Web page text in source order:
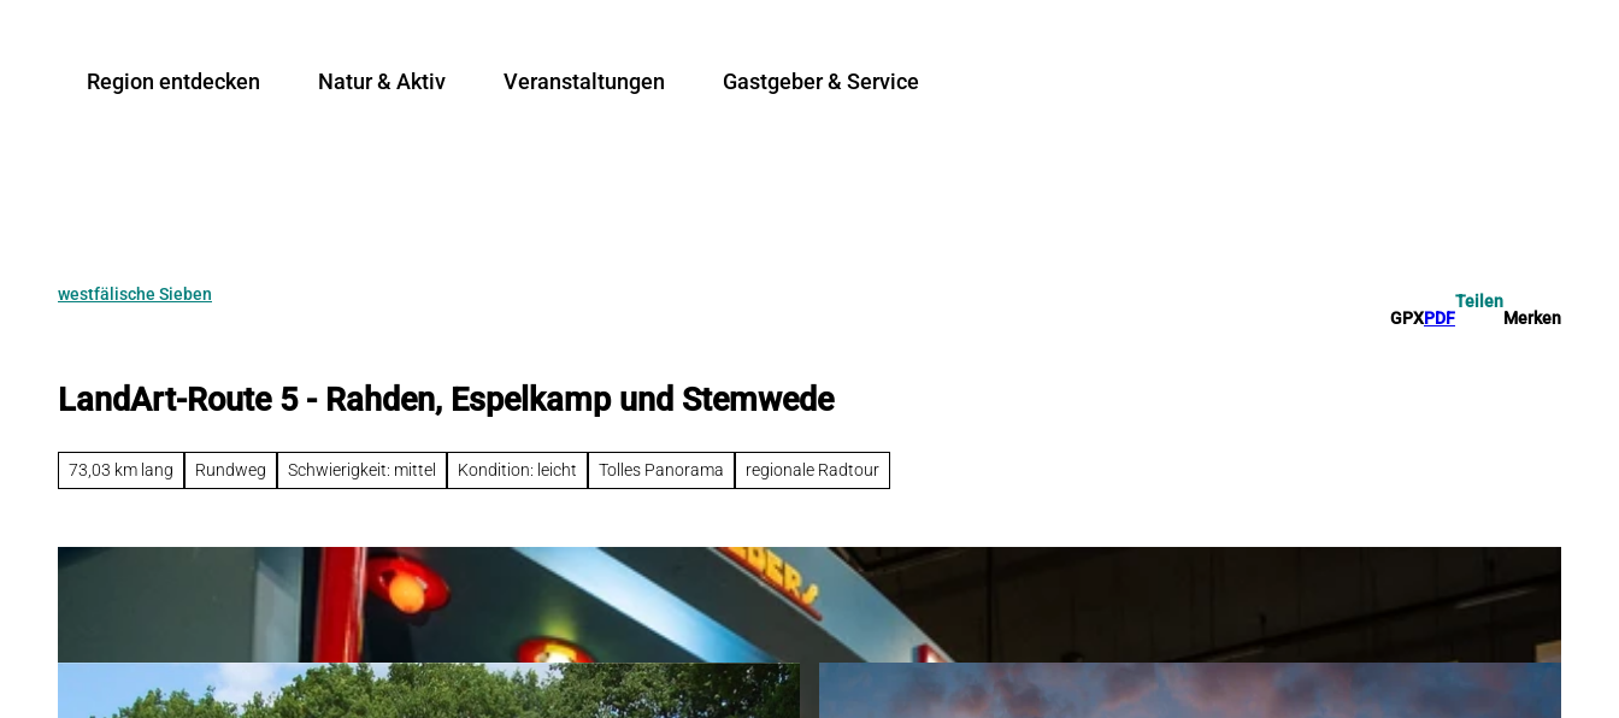
Region entdecken Natur & Aktiv Veranstaltungen Gastgeber & Service
westfälische Sieben
GPXPDF
Teilen
Merken
LandArt-Route 5 - Rahden, Espelkamp und Stemwede
73,03 km lang Rundweg Schwierigkeit: mittel Kondition: leicht Tolles Panorama regionale Radtour